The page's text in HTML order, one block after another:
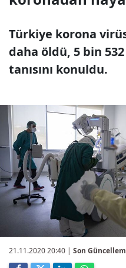
Türkiye korona
daha öldü, 5 bin
tanısını konuldu.
21.11.2020 20:40 | Son